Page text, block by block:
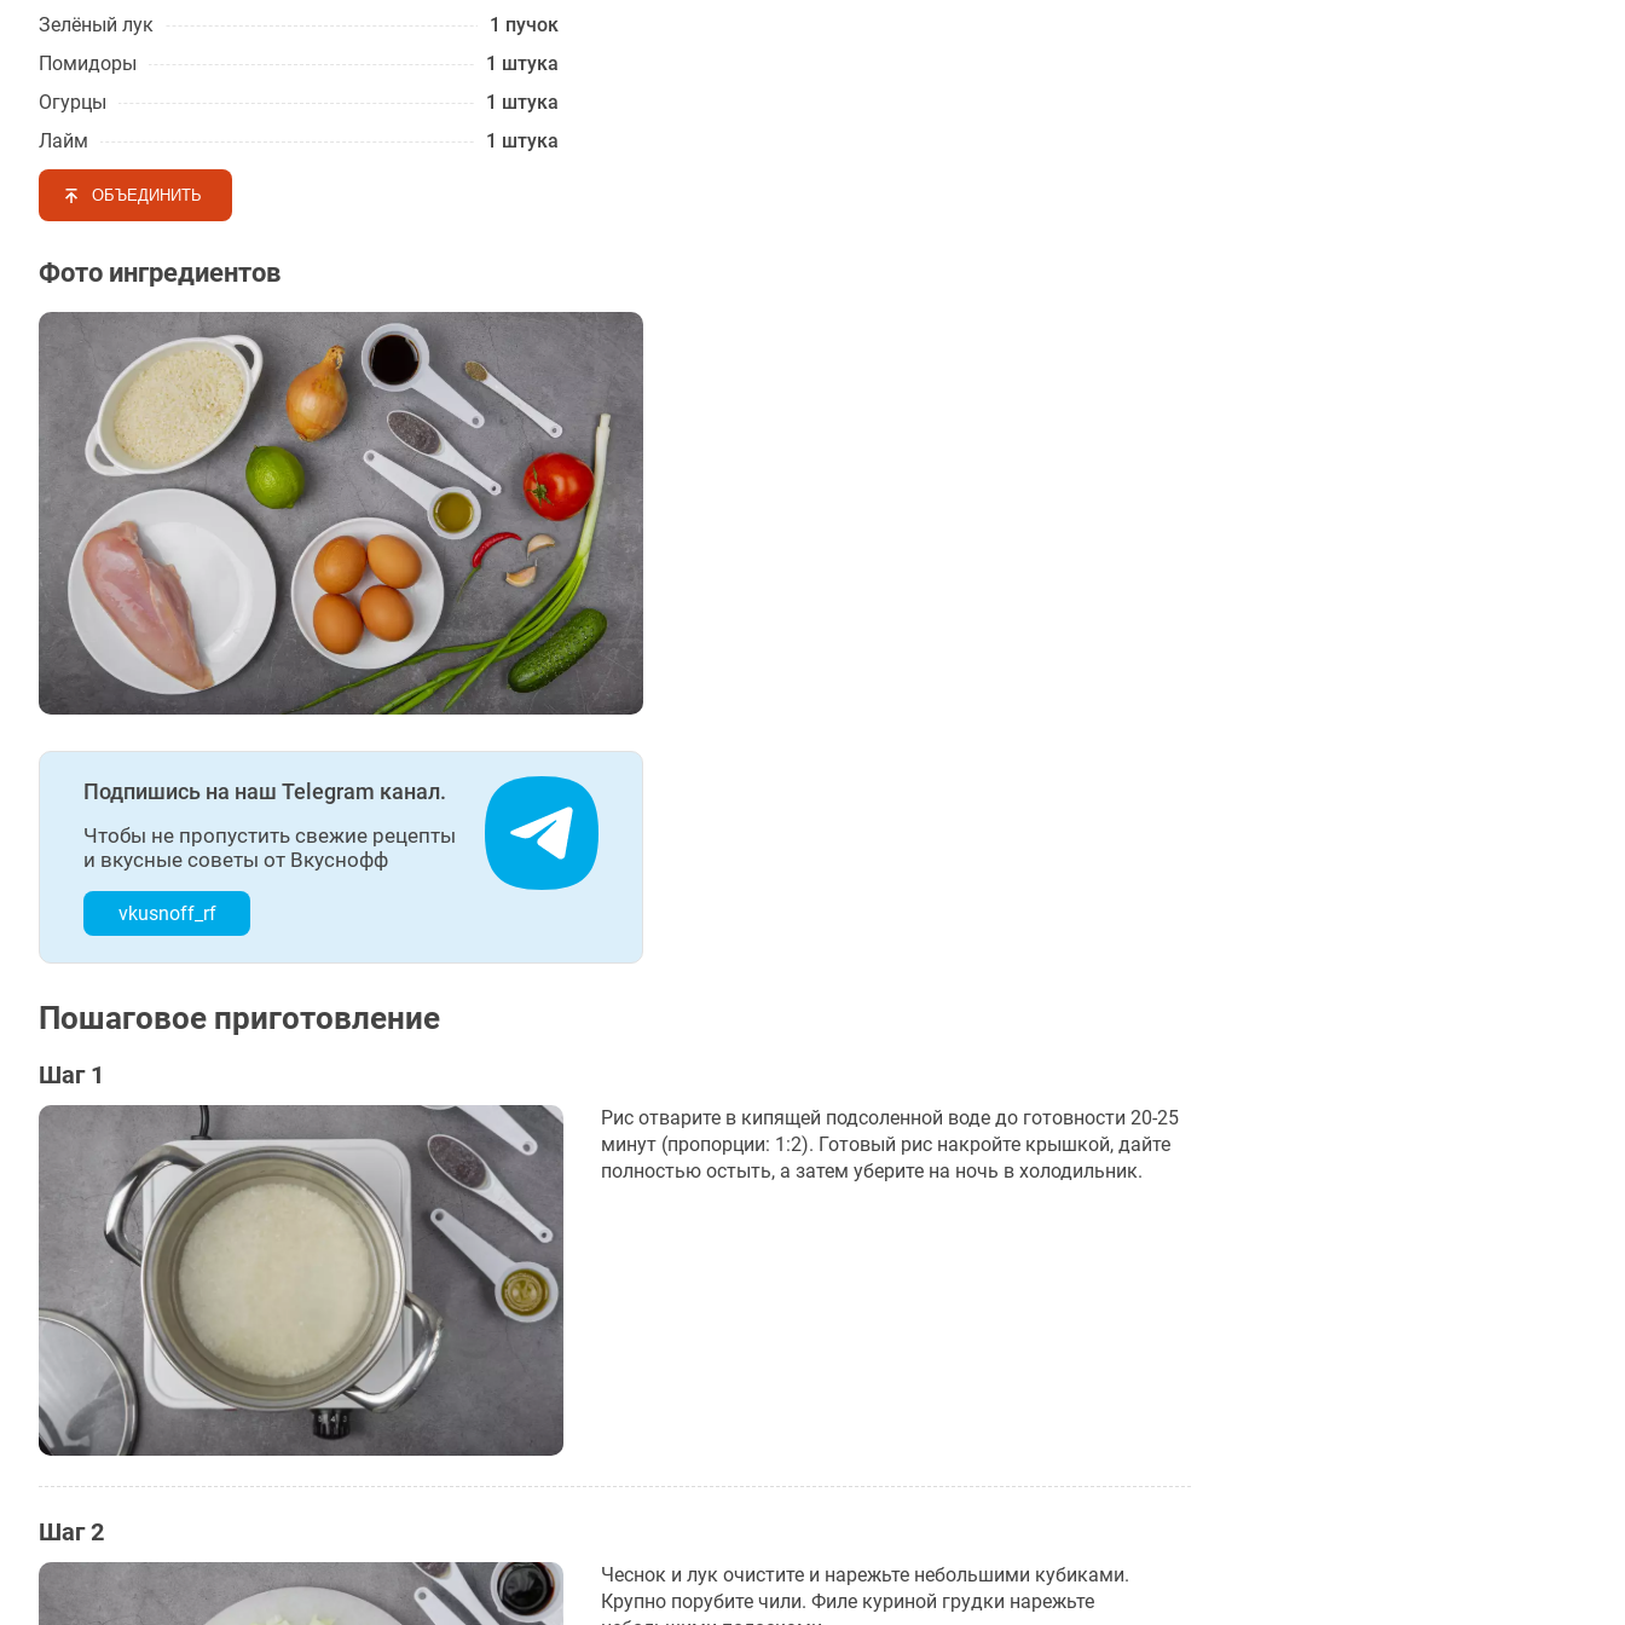
Зелёный лук
1 пучок
Помидоры
1 штука
Огурцы
1 штука
Лайм
1 штука
ОБЪЕДИНИТЬ
Фото ингредиентов
Подпишись на наш Telegram канал.
Чтобы не пропустить свежие рецепты
и вкусные советы от Вкуснофф
vkusnoff_rf
Пошаговое приготовление
Шаг 1
Рис отварите в кипящей подсоленной воде до готовности 20-25
минут (пропорции: 1:2). Готовый рис накройте крышкой, дайте
полностью остыть, а затем уберите на ночь в холодильник.
Шаг 2
Чеснок и лук очистите и нарежьте небольшими кубиками.
Крупно порубите чили. Филе куриной грудки нарежьте